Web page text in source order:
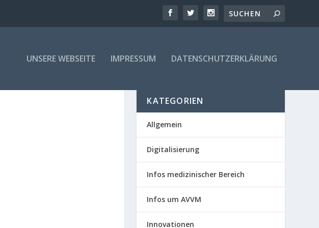
UNSERE WEBSEITE IMPRESSUM DATENSCHUTZERKLÄRUNG
KATEGORIEN
Allgemein
Digitalisierung
Infos medizinischer Bereich
Infos um AVVM
Innovationen